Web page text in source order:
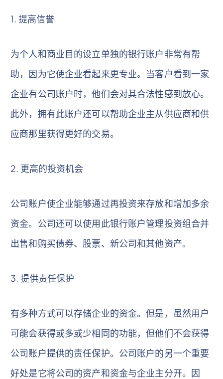
1. 提高信誉
为个人和商业目的设立单独的银行账户非常有帮
助，因为它使企业看起来更专业。当客户看到一家
企业有公司账户时，他们会对其合法性感到放心。
此外，拥有此账户还可以帮助企业主从供应商和供
应商那里获得更好的交易。
2. 更高的投资机会
公司账户使企业能够通过再投资来存放和增加多余
资金。公司还可以使用此银行账户管理投资组合并
出售和购买债券、股票、新公司和其他资产。
3. 提供责任保护
有多种方式可以存储企业的资金。但是，虽然用户
可能会获得或多或少相同的功能，但他们不会获得
公司账户提供的责任保护。公司账户的另一个重要
好处是它将公司的资产和资金与企业主分开。因